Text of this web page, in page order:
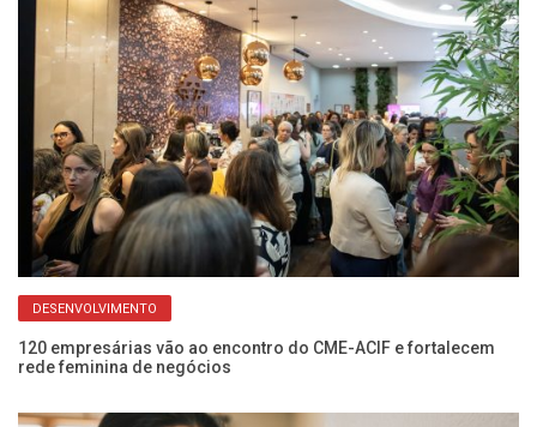
DESENVOLVIMENTO
120 empresárias vão ao encontro do CME-ACIF e fortalecem
rede feminina de negócios